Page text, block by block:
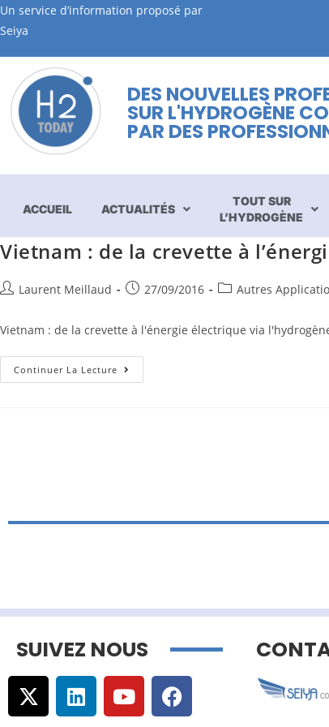
Un service d’information proposé par
Seiya
DES NOUVELLES
SUR L'HYDROGÈNE
PAR DES
ACCUEIL ACTUALITÉS
TOUT SUR
L’HYDROGÈNE
Vietnam : de la crevette à
Laurent Meillaud 27/09/2016 Autres
Vietnam : de la crevette à l'énergie électrique via
Continuer La Lecture
SUIVEZ NOUS